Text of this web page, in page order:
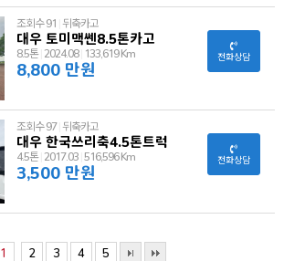
조회수 91 뒤축카고
대우 토미맥쎈8.5톤카고
8.5톤 2024.08 133,619 Km
8,800 만원
전화상담
조회수 97 뒤축카고
대우 한국쓰리축4.5톤트럭
4.5톤 2017.03 516,596 Km
3,500 만원
전화상담
1 2 3 4 5